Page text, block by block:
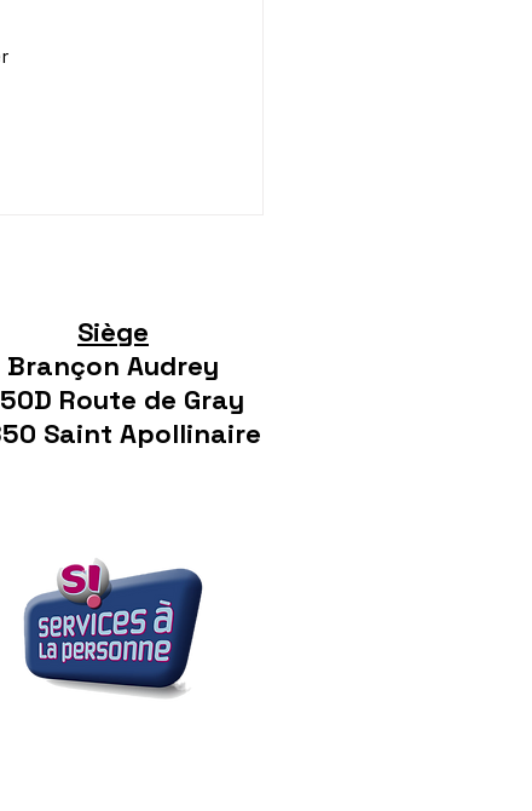
Siège
Brançon Audrey
Route de Gray
Saint Apollinaire